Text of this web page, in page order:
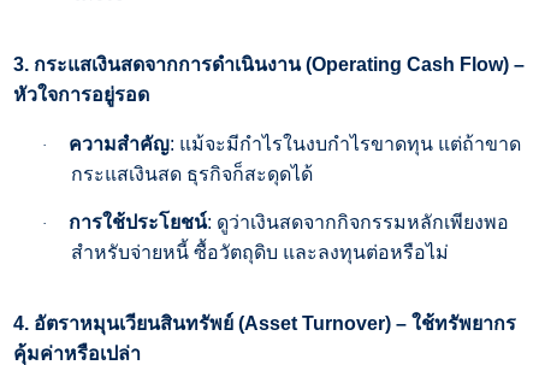
3. กระแสเงินสดจากการดำเนินงาน (Operating Cash Flow) –
หัวใจการอยู่รอด
· ความสำคัญ: แม้จะมีกำไรในงบกำไรขาดทุน แต่ถ้าขาด
กระแสเงินสด ธุรกิจก็สะดุดได้
· การใช้ประโยชน์: ดูว่าเงินสดจากกิจกรรมหลักเพียงพอ
สำหรับจ่ายหนี้ ซื้อวัตถุดิบ และลงทุนต่อหรือไม่
4. อัตราหมุนเวียนสินทรัพย์ (Asset Turnover) –ใช้ทรัพยากร
คุ้มค่าหรือเปล่า